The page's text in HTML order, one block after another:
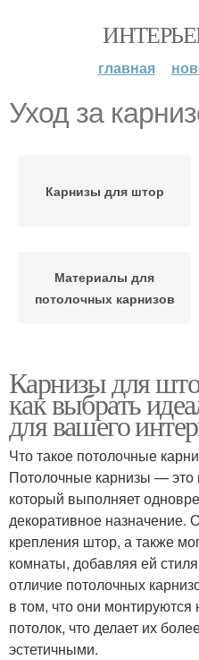
главная
Уход за
Карнизы для штор
Материалы для
потолочных карнизов
Карнизы по сравнению
Потолочный карниз
Карниз для потолков
Карнизы для
как выбрать
для вашего
Что такое потолочные
Потолочные карнизы — это
который выполняет
декоративное назначение.
крепления штор, а также
комнаты, добавляя ей
отличие потолочных
в том, что они монтируются
потолок, что делает их
эстетичными.